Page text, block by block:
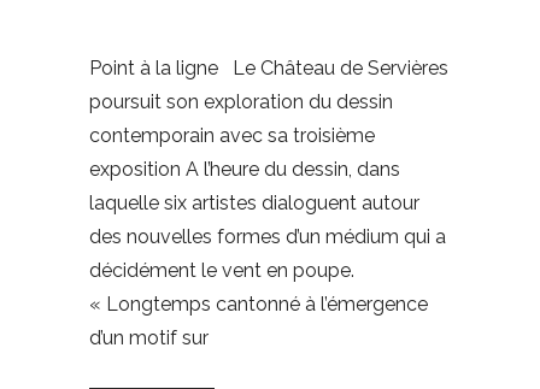
Point à la ligne Le Château de Servières
poursuit son exploration du dessin
contemporain avec sa troisième
exposition A l’heure du dessin, dans
laquelle six artistes dialoguent autour
des nouvelles formes d’un médium qui a
décidément le vent en poupe.
« Longtemps cantonné à l’émergence
d’un motif sur